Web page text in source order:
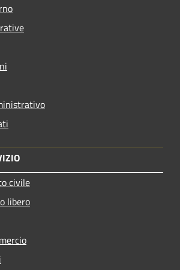
civile
libero